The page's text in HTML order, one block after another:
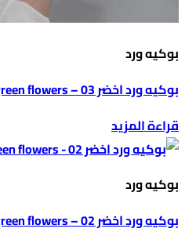
بوكيه ورد
بوكيه ورد اخضر 03 – A bouquet of green flowers
قراءة المزيد
بوكيه ورد
بوكيه ورد اخضر 02 – A bouquet of green flowers